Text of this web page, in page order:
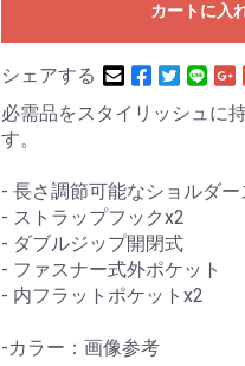
カートに入
シェアする
必需品をスタイリッシュに
す。
- 長さ調節可能なショルダ
- ストラップフックx2
- ダブルジップ開閉式
- ファスナー式外ポケット
- 内フラットポケットx2
-カラー：画像参考